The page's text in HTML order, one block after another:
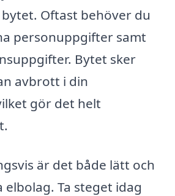
Oftast behöver du
personuppgifter samt
Bytet sker
avbrott i din
gör det helt
är det både lätt och
Ta steget idag